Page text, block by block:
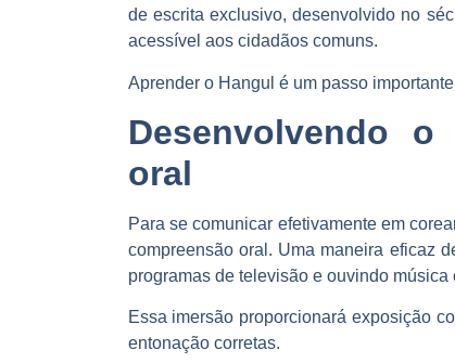
de escrita exclusivo, desenvolvido no
acessível aos cidadãos comuns.
Aprender o Hangul é um passo
Desenvolvendo
oral
Para se comunicar efetivamente em
compreensão oral. Uma maneira eficaz
programas de televisão e ouvindo música
Essa imersão proporcionará exposição
entonação corretas.